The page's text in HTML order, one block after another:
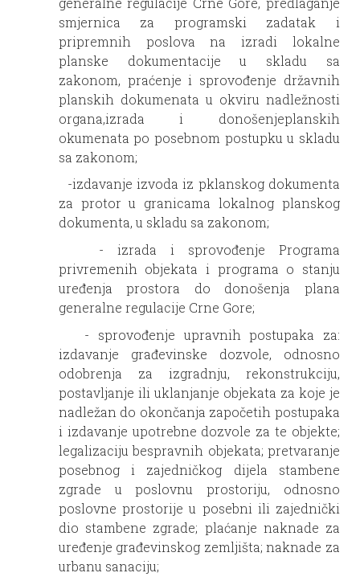
smjernica za programski zadatak i
pripremnih poslova na izradi lokalne
planske dokumentacije u skladu sa
zakonom, praćenje i sprovođenje državnih
planskih dokumenata u okviru nadležnosti
organa,izrada i donošenjeplanskih
okumenata po posebnom postupku u skladu
sa zakonom;
-izdavanje izvoda iz pklanskog dokumenta
za protor u granicama lokalnog planskog
dokumenta, u skladu sa zakonom;
- izrada i sprovođenje Programa
privremenih objekata i programa o stanju
uređenja prostora do donošenja plana
generalne regulacije Crne Gore;
- sprovođenje upravnih postupaka za:
izdavanje građevinske dozvole, odnosno
odobrenja za izgradnju, rekonstrukciju,
postavljanje ili uklanjanje objekata za koje je
nadležan do okončanja započetih postupaka
i izdavanje upotrebne dozvole za te objekte;
legalizaciju bespravnih objekata; pretvaranje
posebnog i zajedničkog dijela stambene
zgrade u poslovnu prostoriju, odnosno
poslovne prostorije u posebni ili zajednički
dio stambene zgrade; plaćanje naknade za
uređenje građevinskog zemljišta; naknade za
urbanu sanaciju;